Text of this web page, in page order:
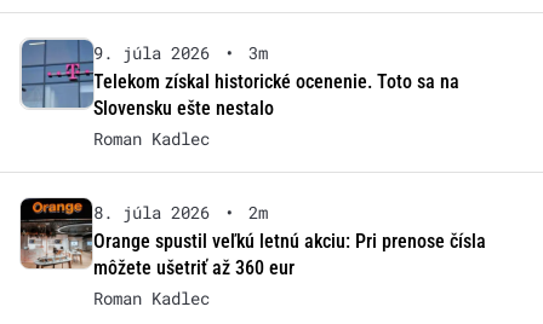
9. júla 2026 •
3m
Telekom získal historické ocenenie. Toto sa na
Slovensku ešte nestalo
Roman Kadlec
8. júla 2026 •
2m
Orange spustil veľkú letnú akciu: Pri prenose čísla
môžete ušetriť až 360 eur
Roman Kadlec